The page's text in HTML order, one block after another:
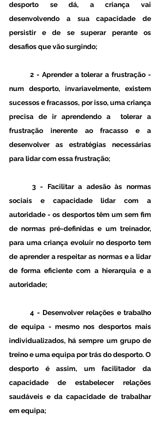
desporto se dá, a criança vai
desenvolvendo a sua capacidade de
persistir e de se superar perante os
desafios que vão surgindo;
num desporto, invariavelmente, existem
sucessos e fracassos, por isso, uma criança
precisa de ir aprendendo a  tolerar a
frustração inerente ao fracasso e a
desenvolver as estratégias necessárias
para lidar com essa frustração;
sociais e capacidade lidar com a
autoridade - os desportos têm um sem fim
de normas pré-definidas e um treinador,
para uma criança evoluir no desporto tem
de aprender a respeitar as normas e a lidar
de forma eficiente com a hierarquia e a
autoridade;
	4 - Desenvolver relações e trabalho
de equipa - mesmo nos desportos mais
individualizados, há sempre um grupo de
treino e uma equipa por trás do desporto. O
desporto é assim, um facilitador da
capacidade de estabelecer relações
saudáveis e da capacidade de trabalhar
em equipa;